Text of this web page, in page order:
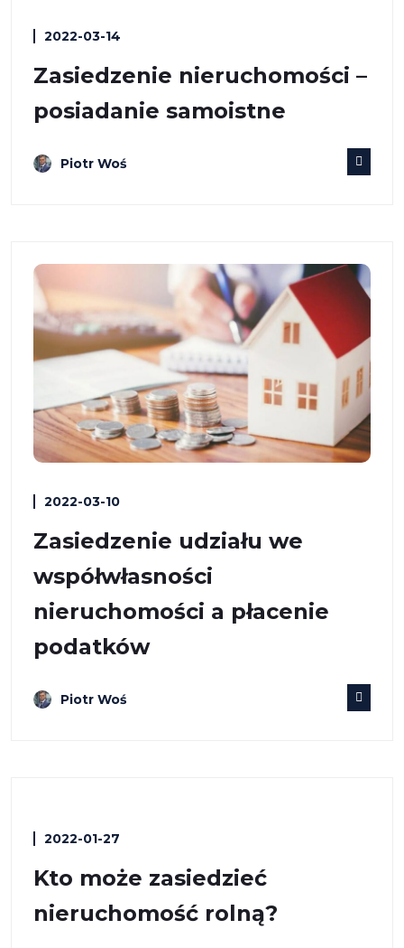
2022-03-14
Zasiedzenie nieruchomości –
posiadanie samoistne
Piotr Woś
2022-03-10
Zasiedzenie udziału we
współwłasności
nieruchomości a płacenie
podatków
Piotr Woś
2022-01-27
Kto może zasiedzieć
nieruchomość rolną?